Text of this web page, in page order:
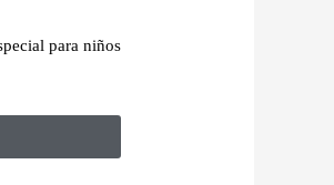
para niños